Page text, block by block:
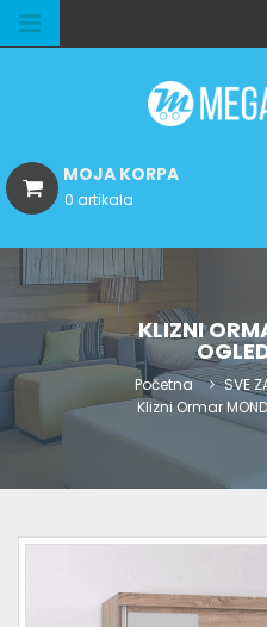
MOJA KORPA
0 artikala
KLIZNI
Početna
SVE
Klizni Ormar